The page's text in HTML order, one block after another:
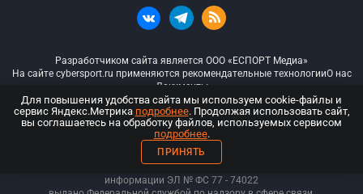
Разработчиком сайта является ООО «ЕСПОРТ Медиа»
На сайте cybersport.ru применяются рекомендательные технологииО нас
Документы
© ООО «Киберспорт.ру» — Все права защищены
18+
ООО «Киберспорт.ру». Свидетельство о регистрации средств массовой
информации ЭЛ № ФС 77 - 74022
Для повышения удобства сайта мы используем cookie-файлы и
сервис Яндекс.Метрика подробнее. Продолжая использовать сайт,
вы соглашаетесь на обработку файлов, используемых сервисом
подробнее.
ПРИНЯТЬ